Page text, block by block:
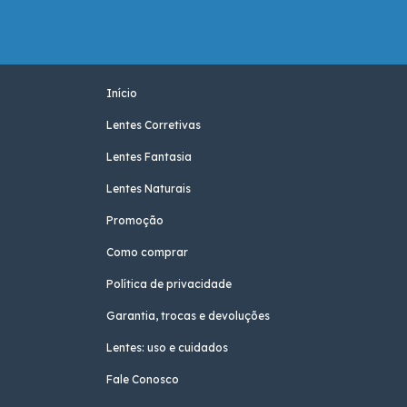
Início
Lentes Corretivas
Lentes Fantasia
Lentes Naturais
Promoção
Como comprar
Política de privacidade
Garantia, trocas e devoluções
Lentes: uso e cuidados
Fale Conosco